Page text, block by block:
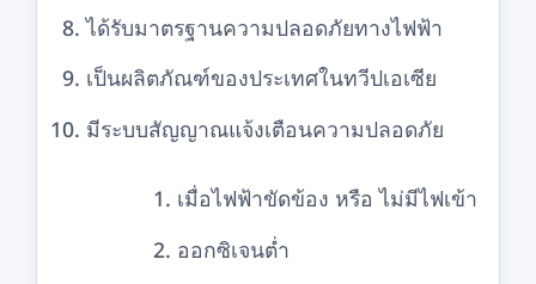
ได้รับมาตรฐานความปลอดภัยทางไฟฟ้า
เป็นผลิตภัณฑ์ของประเทศในทวีปเอเซีย
มีระบบสัญญาณแจ้งเตือนความปลอดภัย
เมื่อไฟฟ้าขัดข้อง หรือ ไม่มีไฟเข้า
ออกซิเจนต่ำ